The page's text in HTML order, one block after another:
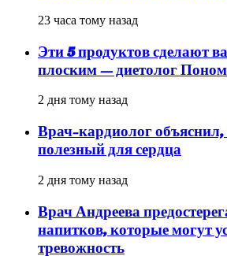
23 часа тому назад
Эти 5 продуктов сделают
плоским — диетолог
2 дня тому назад
Врач-кардиолог
полезный для сердца
2 дня тому назад
Врач Андреева
напитков, которые могут
тревожность